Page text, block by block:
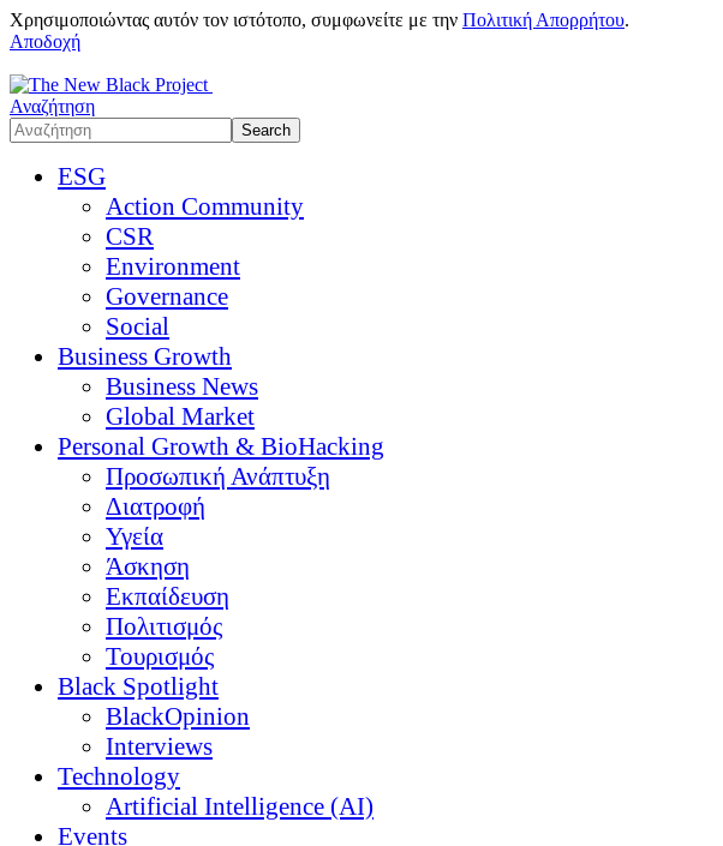
Χρησιμοποιώντας αυτόν τον ιστότοπο, συμφωνείτε με την Πολιτική Απορρήτου.
Αποδοχή
Αναζήτηση
ESG
Action Community
CSR
Environment
Governance
Social
Business Growth
Business News
Global Market
Personal Growth & BioHacking
Προσωπική Ανάπτυξη
Διατροφή
Υγεία
Άσκηση
Εκπαίδευση
Πολιτισμός
Τουρισμός
Black Spotlight
BlackOpinion
Interviews
Technology
Artificial Intelligence (AI)
Events